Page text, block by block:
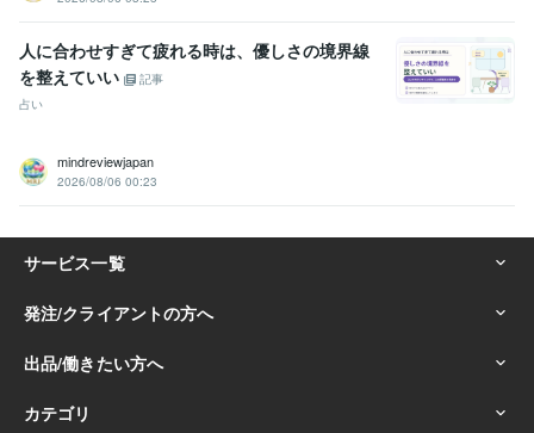
人に合わせすぎて疲れる時は、優しさの境界線
を整えていい
記事
占い
mindreviewjapan
2026/08/06 00:23